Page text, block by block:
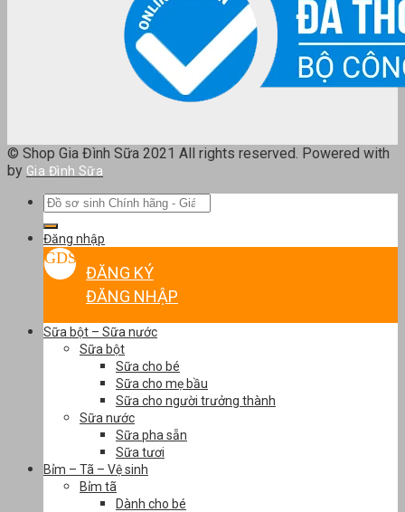
© Shop Gia Đình Sữa 2021 All rights reserved. Powered with
by Gia Đình Sữa
Tìm
kiếm:
Đăng nhập
ĐĂNG KÝ
ĐĂNG NHẬP
Sữa bột – Sữa nước
Sữa bột
Sữa cho bé
Sữa cho mẹ bầu
Sữa cho người trưởng thành
Sữa nước
Sữa pha sẵn
Sữa tươi
Bỉm – Tã – Vệ sinh
Bỉm tã
Dành cho bé